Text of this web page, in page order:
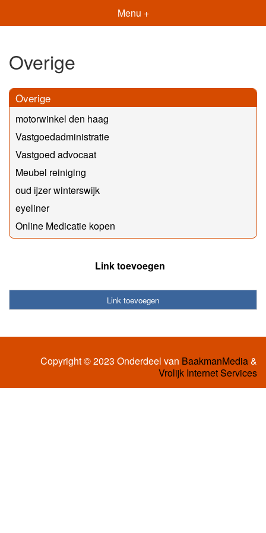
Menu +
Overige
Overige
motorwinkel den haag
Vastgoedadministratie
Vastgoed advocaat
Meubel reiniging
oud ijzer winterswijk
eyeliner
Online Medicatie kopen
Link toevoegen
Link toevoegen
Copyright © 2023 Onderdeel van BaakmanMedia&
Vrolijk Internet Services